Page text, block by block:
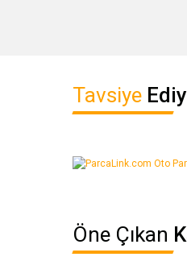
Bu ürünün fiyat bilgisi,
Görüş ve önerileriniz
Ürün açıklamasında
Bu ürüne benzer
Tavsiye
Öne Çıkan